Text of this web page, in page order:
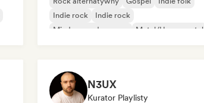
Indie rock
Indie rock
Międzynarodowy rap
Metal/Heavy metal
N3UX
Kurator Playlisty